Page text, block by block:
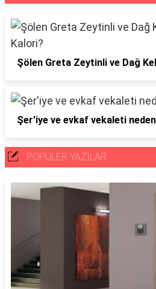
Şölen Greta Zeytinli ve Dağ
Şer'iye ve evkaf vekaleti neden
POPÜLER YAZILAR